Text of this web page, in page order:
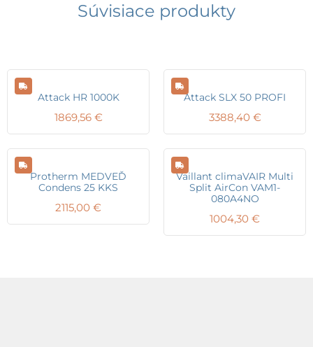
Súvisiace produkty
Attack HR 1000K
1869,56 €
Attack SLX 50 PROFI
3388,40 €
Protherm MEDVEĎ
Condens 25 KKS
2115,00 €
Vaillant climaVAIR Multi
Split AirCon VAM1-
080A4NO
1004,30 €